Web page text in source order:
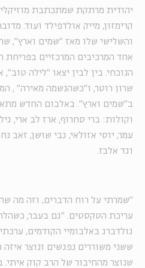
יהודית מרתקת שמתכתבת
קרימזון, מייק אולדפילד ועוד.
והשלישי שלו מאז "שמים וארץ",
אחד המרכיבים המרכזיים בפריחת
הנוכחי. בין לבין יצאו "לילה
שרון רוטר, ו"כשהנשמה מאירה" ,
ב"שמים וארץ". באלבום החדש
וקולות: ברי סחרוף, ארז לב ארי,
עמר, יוסי אזולאי, גבי שושן, זאב
וגד אלבז.
"שמרתי על רוח הדברים, וזה מה
עריכת הטקסטים. "גם בעבר,
גולדברג באלבומיי הקודמים,
ששני משוררים נפגשים ונוצר איזה
שנוצר מהחיבור של הרב קוק איתי.